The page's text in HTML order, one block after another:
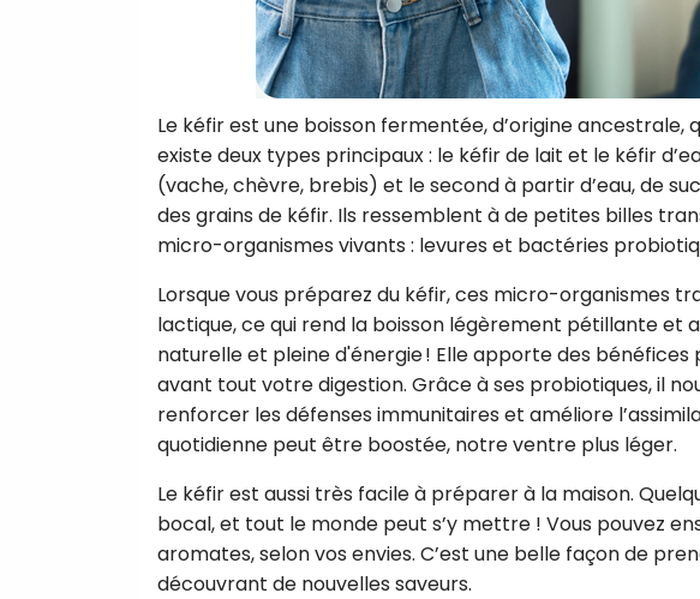
Le kéfir est une boisson fermentée, d’origine
existe deux types principaux : le kéfir de lait et le kéfir
(vache, chèvre, brebis) et le second à partir d’eau, de
des grains de kéfir. Ils ressemblent à de petites billes
micro-organismes vivants : levures et bactéries
Lorsque vous préparez du kéfir, ces micro-organismes
lactique, ce qui rend la boisson légèrement pétillante et
naturelle et pleine d'énergie ! Elle apporte des
avant tout votre digestion. Grâce à ses probiotiques, il
renforcer les défenses immunitaires et améliore
quotidienne peut être boostée, notre ventre plus léger.
Le kéfir est aussi très facile à préparer à la maison.
bocal, et tout le monde peut s’y mettre ! Vous pouvez
aromates, selon vos envies. C’est une belle façon de
découvrant de nouvelles saveurs.